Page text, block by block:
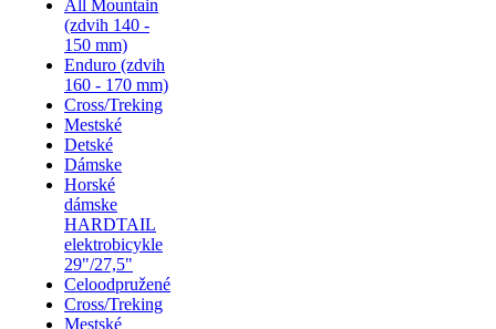
All Mountain
(zdvih 140 -
150 mm)
Enduro (zdvih
160 - 170 mm)
Cross/Treking
Mestské
Detské
Dámske
Horské
dámske
HARDTAIL
elektrobicykle
29"/27,5"
Celoodpružené
Cross/Treking
Mestské